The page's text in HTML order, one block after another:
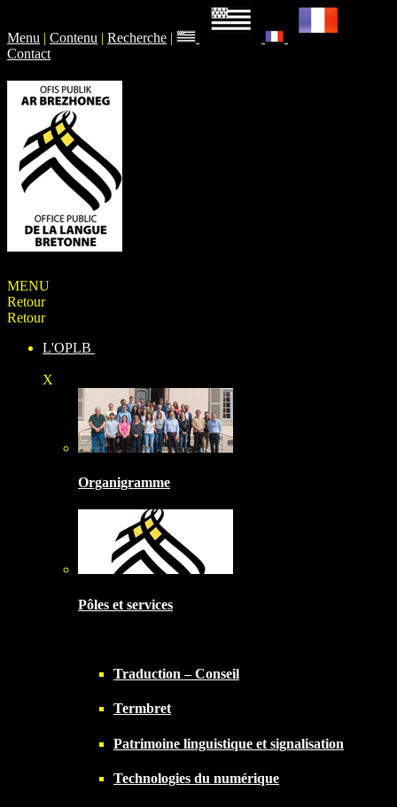
Menu | Contenu | Recherche |
Contact
MENU
Retour
Retour
L'OPLB
X
Organigramme
Pôles et services
Traduction – Conseil
Termbret
Patrimoine linguistique et signalisation
Technologies du numérique